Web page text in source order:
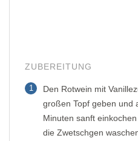
ZUBEREITUNG
1
Den Rotwein mit
großen Topf geben und
Minuten sanft
die Zwetschgen